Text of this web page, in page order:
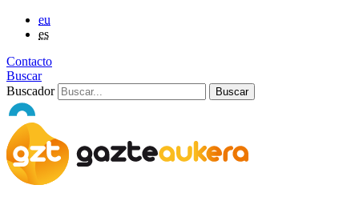
eu
es
Contacto
Buscar
Buscador